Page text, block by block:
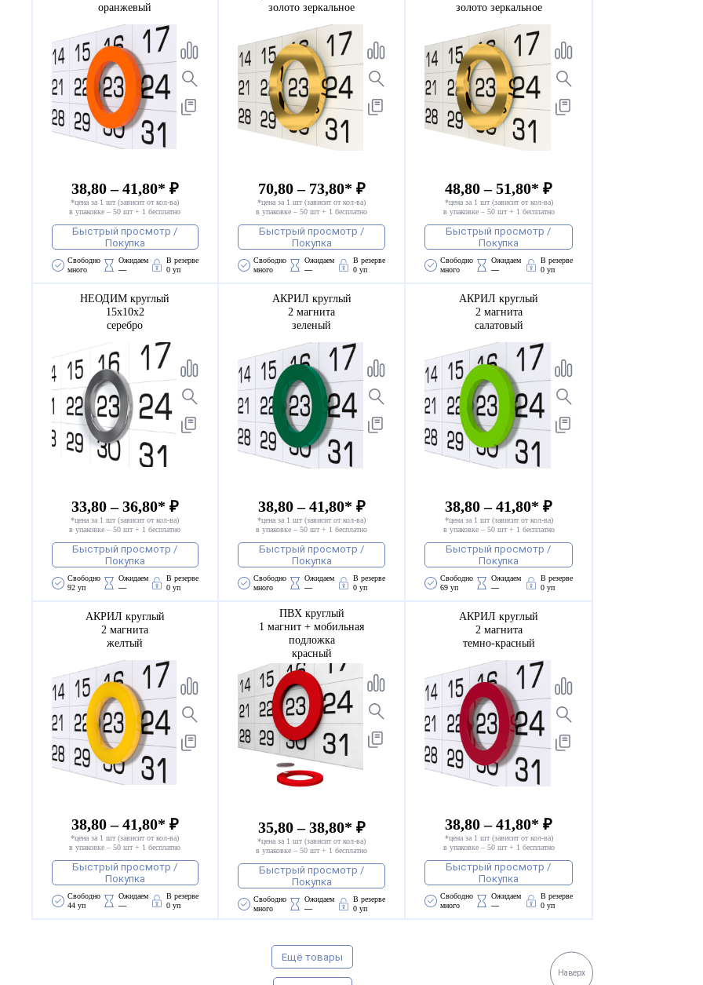
оранжевый
38,80 – 41,80* ₽
*цена за 1 шт (зависит от кол-ва)
в упаковке – 50 шт + 1 бесплатно
Быстрый просмотр /
Покупка
Свободно
много
Ожидаем
—
В резерве
0 уп
золото зеркальное
70,80 – 73,80* ₽
*цена за 1 шт (зависит от кол-ва)
в упаковке – 50 шт + 1 бесплатно
Быстрый просмотр /
Покупка
Свободно
много
Ожидаем
—
В резерве
0 уп
золото зеркальное
48,80 – 51,80* ₽
*цена за 1 шт (зависит от кол-ва)
в упаковке – 50 шт + 1 бесплатно
Быстрый просмотр /
Покупка
Свободно
много
Ожидаем
—
В резерве
0 уп
НЕОДИМ круглый
15х10х2
серебро
33,80 – 36,80* ₽
*цена за 1 шт (зависит от кол-ва)
в упаковке – 50 шт + 1 бесплатно
Быстрый просмотр /
Покупка
Свободно
92 уп
Ожидаем
—
В резерве
0 уп
АКРИЛ круглый
2 магнита
зеленый
38,80 – 41,80* ₽
*цена за 1 шт (зависит от кол-ва)
в упаковке – 50 шт + 1 бесплатно
Быстрый просмотр /
Покупка
Свободно
много
Ожидаем
—
В резерве
0 уп
АКРИЛ круглый
2 магнита
салатовый
38,80 – 41,80* ₽
*цена за 1 шт (зависит от кол-ва)
в упаковке – 50 шт + 1 бесплатно
Быстрый просмотр /
Покупка
Свободно
69 уп
Ожидаем
—
В резерве
0 уп
АКРИЛ круглый
2 магнита
желтый
38,80 – 41,80* ₽
*цена за 1 шт (зависит от кол-ва)
в упаковке – 50 шт + 1 бесплатно
Быстрый просмотр /
Покупка
Свободно
44 уп
Ожидаем
—
В резерве
0 уп
ПВХ круглый
1 магнит + мобильная
подложка
красный
35,80 – 38,80* ₽
*цена за 1 шт (зависит от кол-ва)
в упаковке – 50 шт + 1 бесплатно
Быстрый просмотр /
Покупка
Свободно
много
Ожидаем
—
В резерве
0 уп
АКРИЛ круглый
2 магнита
темно-красный
38,80 – 41,80* ₽
*цена за 1 шт (зависит от кол-ва)
в упаковке – 50 шт + 1 бесплатно
Быстрый просмотр /
Покупка
Свободно
много
Ожидаем
—
В резерве
0 уп
Ещё товары
Наверх